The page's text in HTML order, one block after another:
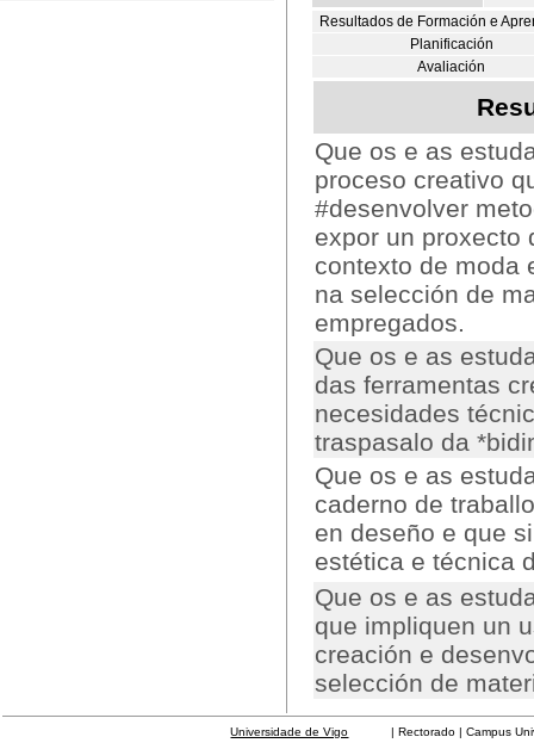
Resultados de Formación e
Planificación
Avaliación
Que os e as
proceso creativo
#desenvolver
expor un proxecto
contexto de moda
na selección de
empregados.
Que os e as
das ferramentas
necesidades
traspasalo da
Que os e as
caderno de
en deseño e que
estética e técnica
Que os e as
que impliquen un
creación e
selección de
Universidade de Vigo | Rectorado | Campus